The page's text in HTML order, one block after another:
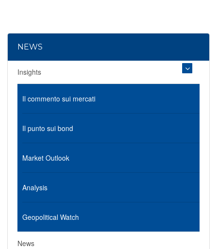
NEWS
Insights
Il commento sui mercati
Il punto sui bond
Market Outlook
Analysis
Geopolitical Watch
News